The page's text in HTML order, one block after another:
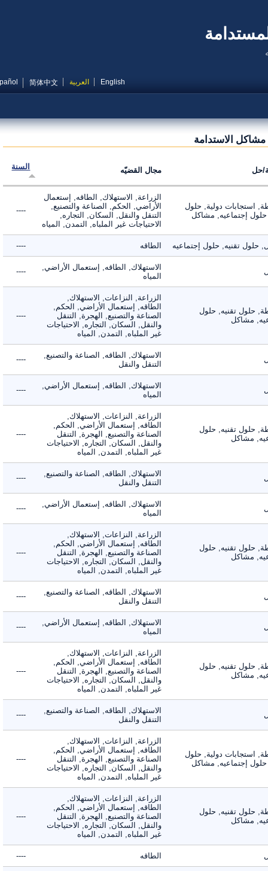
English العربية 简体中文
Español
الاستدامة
مجال القضيّه السنة
استجابات دولية, حلول
إجتماعيه, مشاكل
الزراعة, الاستهلاك, الطاقه, إستعمال
الأراضي, الحكم, الصناعة والتصنيع,
التنقل والنقل, السكان, التجاره,
الاحتياجات غير الملباه, التمدن, المياه
----
تقنيه, حلول إجتماعيه الطاقه ----
الاستهلاك, الطاقه, إستعمال الأراضي,
المياه
----
حلول تقنيه, حلول
مشاكل
الزراعة, النزاعات, الاستهلاك,
الطاقه, إستعمال الأراضي, الحكم,
الصناعة والتصنيع, الهجرة, التنقل
والنقل, السكان, التجاره, الاحتياجات
غير الملباه, التمدن, المياه
----
الاستهلاك, الطاقه, الصناعة والتصنيع,
التنقل والنقل
----
الاستهلاك, الطاقه, إستعمال الأراضي,
المياه
----
حلول تقنيه, حلول
مشاكل
الزراعة, النزاعات, الاستهلاك,
الطاقه, إستعمال الأراضي, الحكم,
الصناعة والتصنيع, الهجرة, التنقل
والنقل, السكان, التجاره, الاحتياجات
غير الملباه, التمدن, المياه
----
الاستهلاك, الطاقه, الصناعة والتصنيع,
التنقل والنقل
----
الاستهلاك, الطاقه, إستعمال الأراضي,
المياه
----
حلول تقنيه, حلول
مشاكل
الزراعة, النزاعات, الاستهلاك,
الطاقه, إستعمال الأراضي, الحكم,
الصناعة والتصنيع, الهجرة, التنقل
والنقل, السكان, التجاره, الاحتياجات
غير الملباه, التمدن, المياه
----
الاستهلاك, الطاقه, الصناعة والتصنيع,
التنقل والنقل
----
الاستهلاك, الطاقه, إستعمال الأراضي,
المياه
----
حلول تقنيه, حلول
مشاكل
الزراعة, النزاعات, الاستهلاك,
الطاقه, إستعمال الأراضي, الحكم,
الصناعة والتصنيع, الهجرة, التنقل
والنقل, السكان, التجاره, الاحتياجات
غير الملباه, التمدن, المياه
----
الاستهلاك, الطاقه, الصناعة والتصنيع,
التنقل والنقل
----
استجابات دولية, حلول
إجتماعيه, مشاكل
الزراعة, النزاعات, الاستهلاك,
الطاقه, إستعمال الأراضي, الحكم,
الصناعة والتصنيع, الهجرة, التنقل
والنقل, السكان, التجاره, الاحتياجات
غير الملباه, التمدن, المياه
----
حلول تقنيه, حلول
مشاكل
الزراعة, النزاعات, الاستهلاك,
الطاقه, إستعمال الأراضي, الحكم,
الصناعة والتصنيع, الهجرة, التنقل
والنقل, السكان, التجاره, الاحتياجات
غير الملباه, التمدن, المياه
----
الطاقه ----